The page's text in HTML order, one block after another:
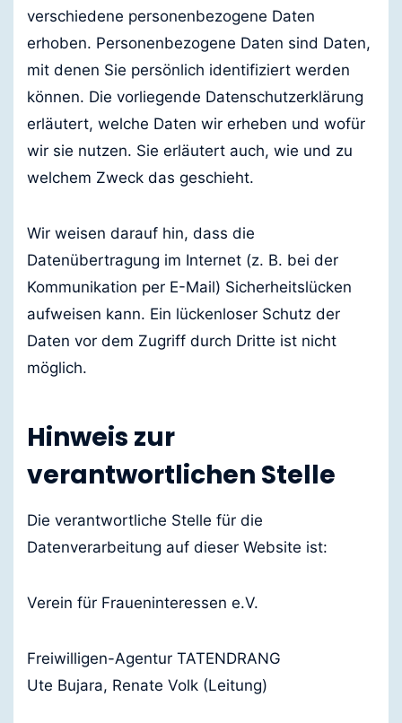
verschiedene personenbezogene Daten
erhoben. Personenbezogene Daten sind Daten,
mit denen Sie persönlich identifiziert werden
können. Die vorliegende Datenschutzerklärung
erläutert, welche Daten wir erheben und wofür
wir sie nutzen. Sie erläutert auch, wie und zu
welchem Zweck das geschieht.
Wir weisen darauf hin, dass die
Datenübertragung im Internet (z. B. bei der
Kommunikation per E-Mail) Sicherheitslücken
aufweisen kann. Ein lückenloser Schutz der
Daten vor dem Zugriff durch Dritte ist nicht
möglich.
Hinweis zur
verantwortlichen Stelle
Die verantwortliche Stelle für die
Datenverarbeitung auf dieser Website ist:
Verein für Fraueninteressen e.V.
Freiwilligen-Agentur TATENDRANG
Ute Bujara, Renate Volk (Leitung)